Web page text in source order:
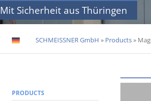
Mit Sicherheit aus Thüringen
DE SCHMEISSNER GmbH » Products»
PRODUCTS